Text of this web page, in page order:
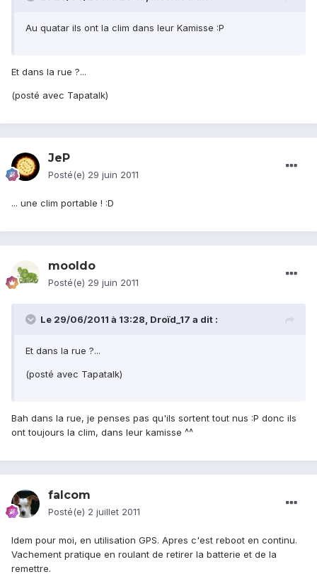
Au quatar ils ont la clim dans leur Kamisse :P
Et dans la rue ?...
(posté avec Tapatalk)
JeP
Posté(e) 29 juin 2011
... une clim portable ! :D
mooldo
Posté(e) 29 juin 2011
Le 29/06/2011 à 13:28, Droïd_17 a dit :
Et dans la rue ?...
(posté avec Tapatalk)
Bah dans la rue, je penses pas qu'ils sortent tout nus :P donc ils
ont toujours la clim, dans leur kamisse ^^
falcom
Posté(e) 2 juillet 2011
Idem pour moi, en utilisation GPS. Apres c'est reboot en continu.
Vachement pratique en roulant de retirer la batterie et de la
remettre.